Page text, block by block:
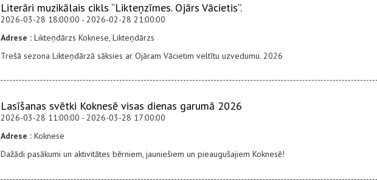
Literāri muzikālais cikls “Likteņzīmes. Ojārs Vācietis”.
2026-03-28 18:00:00 - 2026-02-28 21:00:00
Adrese : Likteņdārzs Koknese, Likteņdārzs
Trešā sezona Likteņdārzā sāksies ar Ojāram Vācietim veltītu uzvedumu. 2026
Lasīšanas svētki Koknesē visas dienas garumā 2026
2026-03-28 11:00:00 - 2026-03-28 17:00:00
Adrese : Koknese
Dažādi pasākumi un aktivitātes bērniem, jauniešiem un pieaugušajiem Koknesē!